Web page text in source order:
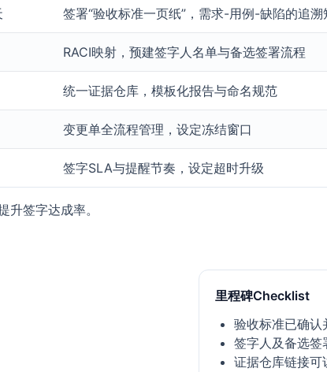
签署“验收标准一页纸”，需求-用例-缺陷的追溯
RACI映射，预建签字人名单与备选签署流程
统一证据仓库，模板化报告与命名规范
变更单全流程管理，设定冻结窗口
签字SLA与提醒节奏，设定超时升级
签字达成率。
里程碑Checklist
验收标准已确认
签字人及备选签
证据仓库链接可